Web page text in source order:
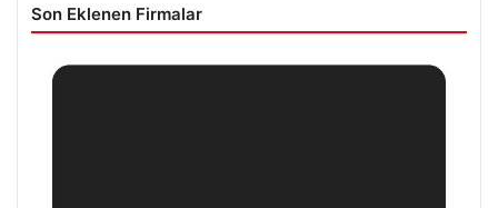
Son Eklenen Firmalar